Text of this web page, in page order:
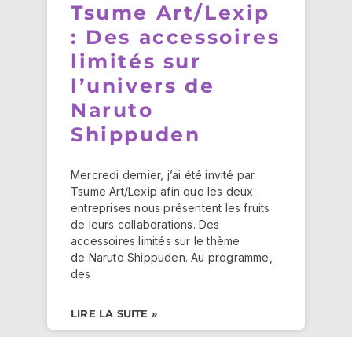
Tsume Art/Lexip
: Des accessoires
limités sur
l’univers de
Naruto
Shippuden
Mercredi dernier, j’ai été invité par
Tsume Art/Lexip afin que les deux
entreprises nous présentent les fruits
de leurs collaborations. Des
accessoires limités sur le thème
de Naruto Shippuden. Au programme,
des
LIRE LA SUITE »